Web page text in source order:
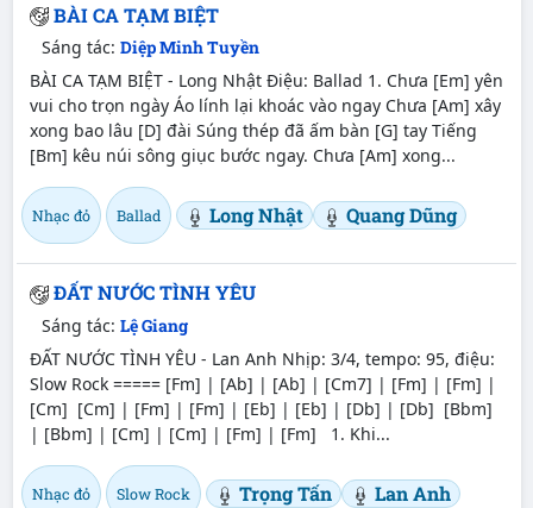
BÀI CA TẠM BIỆT
Sáng tác: Diệp Minh Tuyền
BÀI CA TẠM BIỆT - Long Nhật Điệu: Ballad 1. Chưa [Em] yên
vui cho trọn ngày Áo lính lại khoác vào ngay Chưa [Am] xây
xong bao lâu [D] đài Súng thép đã ấm bàn [G] tay Tiếng
[Bm] kêu núi sông giục bước ngay. Chưa [Am] xong...
Nhạc đỏ Ballad Long Nhật Quang Dũng
ĐẤT NƯỚC TÌNH YÊU
Sáng tác: Lệ Giang
ĐẤT NƯỚC TÌNH YÊU - Lan Anh Nhịp: 3/4, tempo: 95, điệu:
Slow Rock ===== [Fm] | [Ab] | [Ab] | [Cm7] | [Fm] | [Fm] |
[Cm] [Cm] | [Fm] | [Fm] | [Eb] | [Eb] | [Db] | [Db] [Bbm]
| [Bbm] | [Cm] | [Cm] | [Fm] | [Fm] 1. Khi...
Nhạc đỏ Slow Rock Trọng Tấn Lan Anh